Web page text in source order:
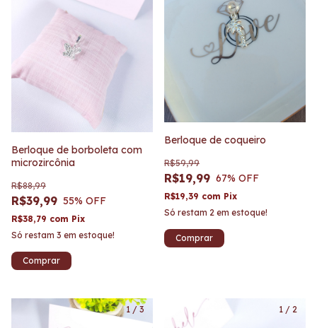
Berloque de borboleta com
microzircônia
R$39,99
R$88,99
55% OFF
R$38,79 com Pix
Só restam 3 em estoque!
Berloque de coqueiro
R$19,99
R$59,99
67% OFF
R$19,39 com Pix
Só restam 2 em estoque!
1 /3 1 / 2